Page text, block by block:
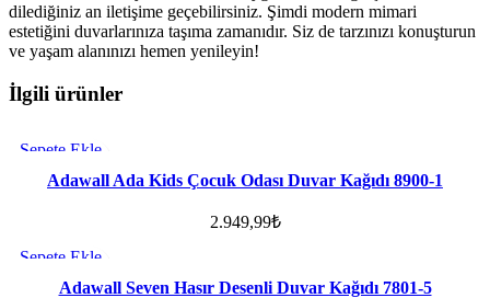
dilediğiniz an iletişime geçebilirsiniz. Şimdi modern mimari
estetiğini duvarlarınıza taşıma zamanıdır. Siz de tarzınızı konuşturun
ve yaşam alanınızı hemen yenileyin!
İlgili ürünler
Sepete Ekle
Favorilere ekle
Adawall Ada Kids Çocuk Odası Duvar Kağıdı 8900-1
2.949,99₺
Sepete Ekle
Favorilere ekle
Adawall Seven Hasır Desenli Duvar Kağıdı 7801-5